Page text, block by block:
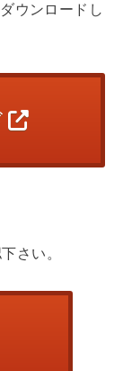
ウンロードし
さい。